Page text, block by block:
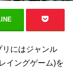
にはジャンル
イングゲーム)を